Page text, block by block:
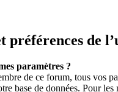
préférences de
paramètres ?
de ce forum, tous vos
base de données. Pour les